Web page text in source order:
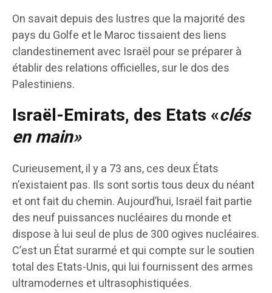
On savait depuis des lustres que la majorité des
pays du Golfe et le Maroc tissaient des liens
clandestinement avec Israël pour se préparer à
établir des relations officielles, sur le dos des
Palestiniens.
Israël-Emirats, des Etats «clés
en main»
Curieusement, il y a 73 ans, ces deux États
n’existaient pas. Ils sont sortis tous deux du néant
et ont fait du chemin. Aujourd’hui, Israël fait partie
des neuf puissances nucléaires du monde et
dispose à lui seul de plus de 300 ogives nucléaires.
C’est un État surarmé et qui compte sur le soutien
total des Etats-Unis, qui lui fournissent des armes
ultramodernes et ultrasophistiquées.